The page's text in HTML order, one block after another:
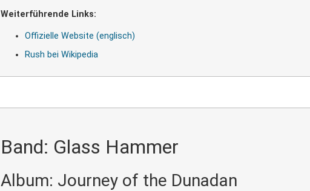
Weiterführende Links:
Offizielle Website (englisch)
Rush bei Wikipedia
Band: Glass Hammer
Album: Journey of the Dunadan